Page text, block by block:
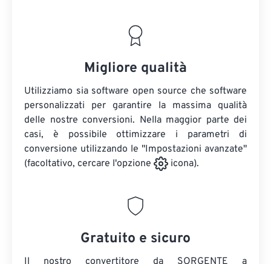
Migliore qualità
Utilizziamo sia software open source che software
personalizzati per garantire la massima qualità
delle nostre conversioni. Nella maggior parte dei
casi, è possibile ottimizzare i parametri di
conversione utilizzando le "Impostazioni avanzate"
(facoltativo, cercare l'opzione
icona).
Gratuito e sicuro